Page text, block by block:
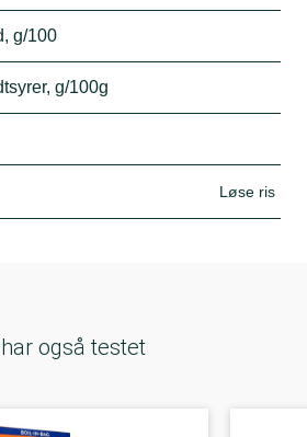
g/100
g/100g
Løse ris
også testet